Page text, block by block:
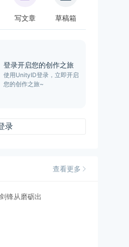
写文章 草稿箱
登录开启您的创作之旅
使用UnityID登录，立即开启
您的创作之旅~
录
查看更多
锋从磨砺出